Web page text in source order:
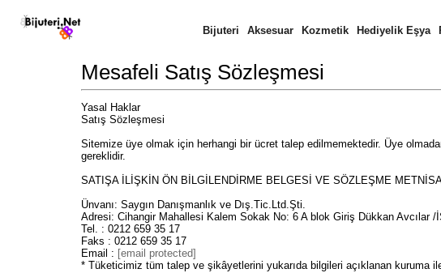
Bijuteri Aksesuar Kozmetik Hediyelik Eşya
Mesafeli Satış Sözleşmesi
Yasal Haklar
Satış Sözleşmesi
Sitemize üye olmak için herhangi bir ücret talep edilmemektedir. Üye
gereklidir.
SATIŞA İLİŞKİN ÖN BİLGİLENDİRME BELGESİ VE SÖZLEŞME
Ünvanı: Saygın Danışmanlık ve Dış.Tic.Ltd.Şti.
Adresi: Cihangir Mahallesi Kalem Sokak No: 6 A blok Giriş Dükkan Avcılar /
Tel. : 0212 659 35 17
Faks : 0212 659 35 17
Email : [email protected]
* Tüketicimiz tüm talep ve şikâyetlerini yukarıda bilgileri açıklanan kuruma